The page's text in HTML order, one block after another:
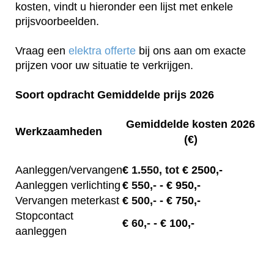
kosten, vindt u hieronder een lijst met enkele
prijsvoorbeelden.
Vraag een elektra offerte bij ons aan om exacte
prijzen voor uw situatie te verkrijgen.
Soort opdracht Gemiddelde prijs 2026
Werkzaamheden
Gemiddelde kosten 2026
(€)
Aanleggen/vervangen€ 1.550, tot € 2500,-
Aanleggen verlichting € 550,- - € 950,-
Vervangen meterkast € 500,- - € 750,-
Stopcontact
aanleggen
€ 60,- - € 100,-